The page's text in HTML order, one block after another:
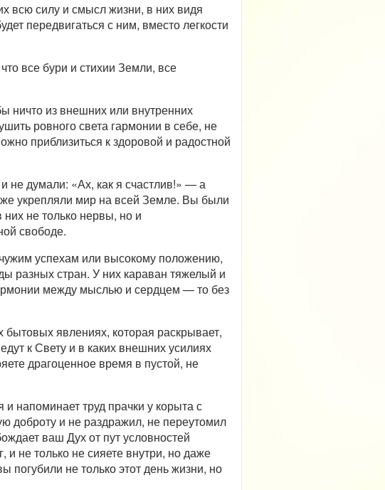
всю силу и смысл жизни, в них видя
передвигаться с ним, вместо легкости
все бури и стихии Земли, все
ничто из внешних или внутренних
ровного света гармонии в себе, не
приблизиться к здоровой и радостной
не думали: «Ах, как я счастлив!» — а
укрепляли мир на всей Земле. Вы были
не только нервы, но и
свободе.
успехам или высокому положению,
разных стран. У них караван тяжелый и
между мыслью и сердцем — то без
бытовых явлениях, которая раскрывает,
к Свету и в каких внешних усилиях
драгоценное время в пустой, не
напоминает труд прачки у корыта с
доброту и не раздражил, не переутомил
ваш Дух от пут условностей
не только не сияете внутри, но даже
погубили не только этот день жизни, но